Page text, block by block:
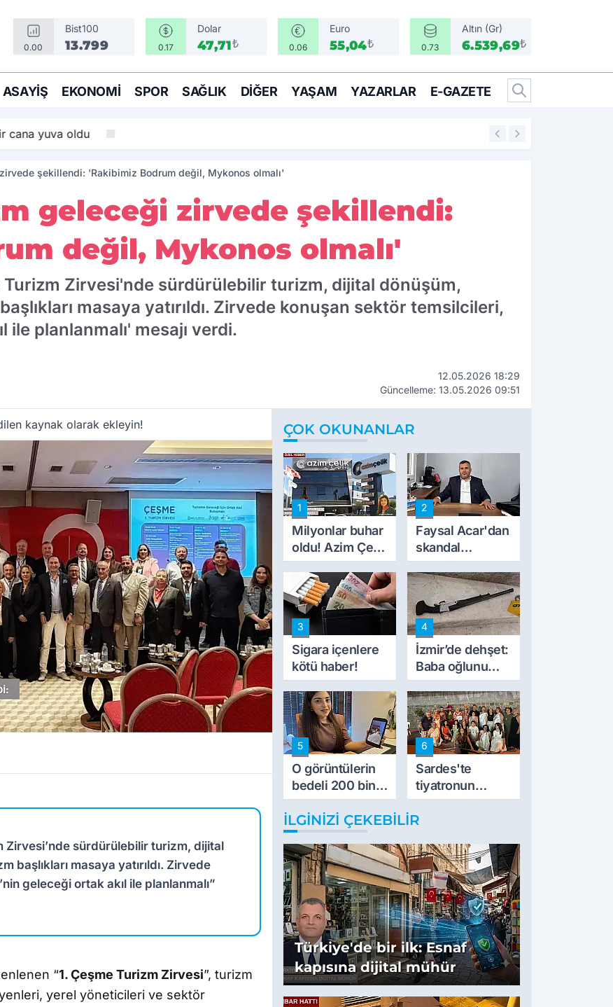
0.00
Bist100
13.799 0.17
Dolar
47,71₺ 0.06
Euro
55,04₺ 0.73
Altın (Gr)
6.539,69₺
ASAYIŞ EKONOMI SPOR SAĞLIK DIĞER YAŞAM YAZARLAR E-GAZETE
cana yuva oldu 16:05
şekillendi: 'Rakibimiz Bodrum değil, Mykonos olmalı'
geleceği zirvede şekillendi:
değil, Mykonos olmalı'
Zirvesi'nde sürdürülebilir turizm, dijital dönüşüm,
masaya yatırıldı. Zirvede konuşan sektör temsilcileri,
planlanmalı' mesajı verdi.
12.05.2026 18:29
Güncelleme: 13.05.2026 09:51
kaynak olarak ekleyin!
Zirvesi’nde sürdürülebilir turizm, dijital
başlıkları masaya yatırıldı. Zirvede
geleceği ortak akıl ile planlanmalı”
“1. Çeşme Turizm Zirvesi”, turizm
yerel yöneticileri ve sektör
ÇOK OKUNANLAR
1
Milyonlar buhar
oldu! Azim Çelik
inşaat mağduru
ilk kez konuştu
2
Faysal Acar'dan
skandal
açıklamalar:
'Haluk Levent
peynircilerimizi
de kıskaca aldı,
müdahale ettik'
3
Sigara içenlere
kötü haber!
4
İzmir’de dehşet:
Baba oğlunu
vurdu
5
O görüntülerin
bedeli 200 bin
TL
6
Sardes'te
tiyatronun
imece ruhu
binlerce yıllık
İLGINIZI ÇEKEBILIR
Türkiye'de bir ilk: Esnaf
kapısına dijital mühür